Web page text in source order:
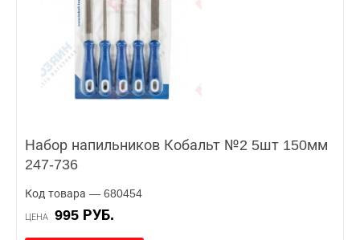
Набор напильников Кобальт №2 5шт 150мм
247-736
Код товара — 680454
ЦЕНА 995 РУБ.